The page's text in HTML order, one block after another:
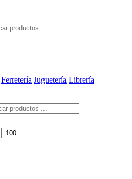
Ferretería Juguetería Librería